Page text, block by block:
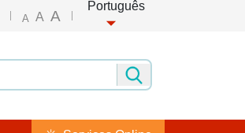
A A A
Português